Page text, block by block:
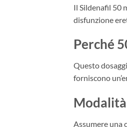
Il Sildenafil 50
disfunzione
Perché
Questo
forniscono
Modalità
Assumere una